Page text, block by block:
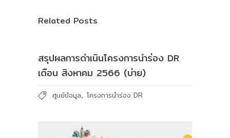
Related Posts
สรุปผลการดำเนินโครงการนำร่อง DR
เดือน สิงหาคม 2566 (บ่าย)
ศูนย์ข้อมูล, โครงการนำร่อง DR